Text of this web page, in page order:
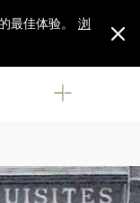
浏
最佳体验。
浏